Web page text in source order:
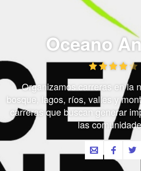
Oceano
Organizamos carreras en la
bosque, lagos, ríos, valles y
carreras que buscan generar
las